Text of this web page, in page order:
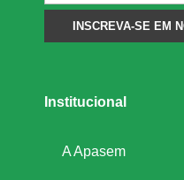
Institucional
A Apasem